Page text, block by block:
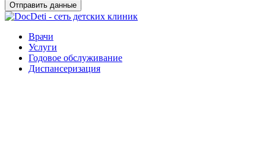
Отправить данные
Врачи
Услуги
Годовое обслуживание
Диспансеризация